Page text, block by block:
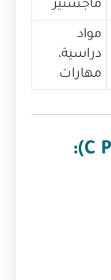
ماجستير
مواد
دراسية،
مهارات